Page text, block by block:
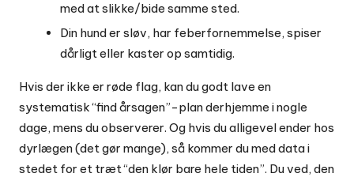
med at slikke/bide samme sted.
Din hund er sløv, har feberfornemmelse, spiser
dårligt eller kaster op samtidig.
Hvis der ikke er røde flag, kan du godt lave en
systematisk “find årsagen”-plan derhjemme i nogle
dage, mens du observerer. Og hvis du alligevel ender hos
dyrlægen (det gør mange), så kommer du med data i
stedet for et træt “den klør bare hele tiden”. Du ved, den